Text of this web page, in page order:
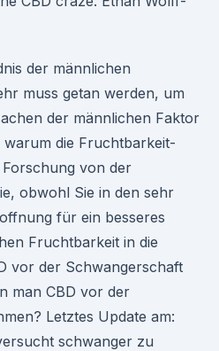
der männlichen
muss getan werden, um
der männlichen Faktor
die Fruchtbarkeit-
von der
obwohl Sie in den sehr
für ein besseres
Fruchtbarkeit in die
vor der Schwangerschaft
man CBD vor der
Letztes Update am:
schwanger zu